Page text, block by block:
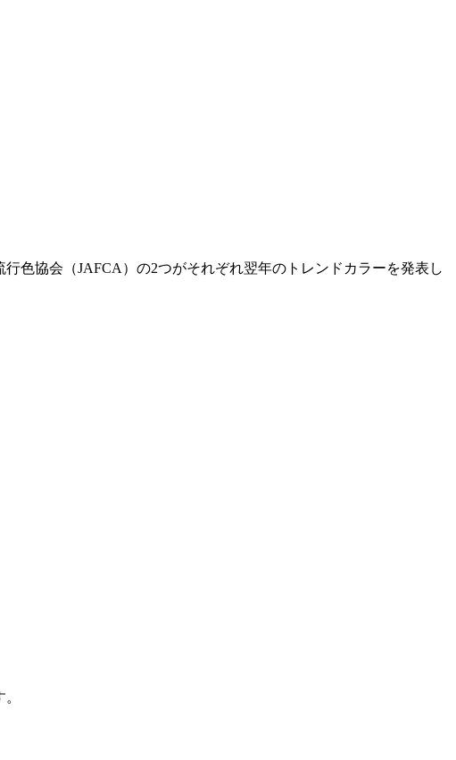
色協会（JAFCA）の2つがそれぞれ翌年のトレンドカラーを発表し